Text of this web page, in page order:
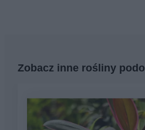
Zobacz inne rośliny